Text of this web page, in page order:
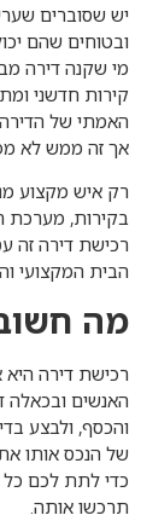
יש שסוברים
ובטוחים שהם
מי שקנה דירה
קירות חדשני
האמתי של
אך זה ממש לא
רק איש מקצוע
בקירות, מערכת
רכישת דירה זה
הבית המקצועי
מה
רכישת דירה
האנשים ובכאלה
והכסף, ולבצע
של הנכס אותו
כדי לתת לכם
תרכשו אותה.